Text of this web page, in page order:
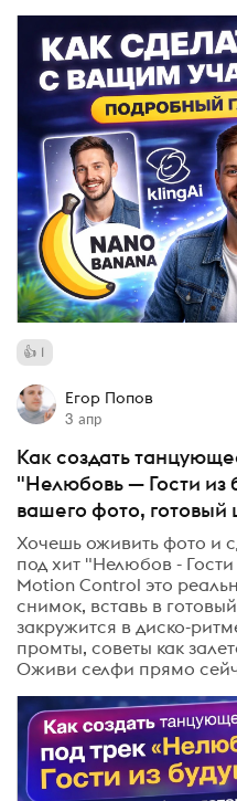
1
Егор Попов
3 апр
Как создать
"Нелюбовь — Гости из
вашего фото,
Хочешь оживить фото и
под хит "Нелюбов -
Motion Control это
снимок, вставь в
закружится в диско-
промты, советы как
Оживи селфи прямо